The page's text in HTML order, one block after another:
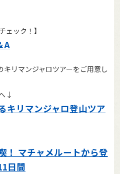
ェック！】
A
リマンジャロツアーをご用意し
↓
キリマンジャロ登山ツア
！ マチャメルートから登
日間
1/37